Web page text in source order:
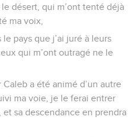
désert, qui m’ont tenté déjà
ma voix,
pays que j’ai juré à leurs
qui m’ont outragé ne le
a été animé d’un autre
ma voie, je le ferai entrer
et sa descendance en prendra